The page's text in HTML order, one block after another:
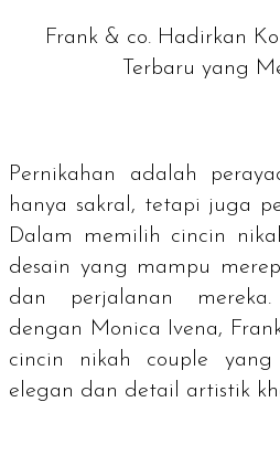
Frank & co. Hadirkan
Terbaru yang
Pernikahan adalah
hanya sakral, tetapi juga
Dalam memilih cincin
desain yang mampu
dan perjalanan
dengan Monica Ivena,
cincin nikah couple yang
elegan dan detail artistik